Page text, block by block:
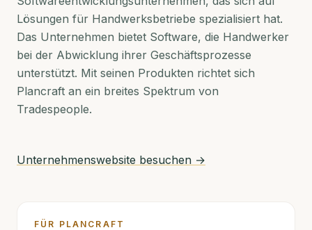
Lösungen für Handwerksbetriebe spezialisiert hat.
Das Unternehmen bietet Software, die Handwerker
bei der Abwicklung ihrer Geschäftsprozesse
unterstützt. Mit seinen Produkten richtet sich
Plancraft an ein breites Spektrum von
Tradespeople.
Unternehmenswebsite besuchen →
FÜR PLANCRAFT